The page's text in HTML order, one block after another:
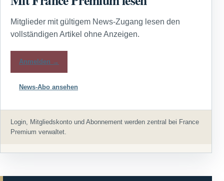
Mitglieder mit gültigem News-Zugang lesen den
vollständigen Artikel ohne Anzeigen.
Anmelden →
News-Abo ansehen
Login, Mitgliedskonto und Abonnement werden zentral bei France
Premium verwaltet.